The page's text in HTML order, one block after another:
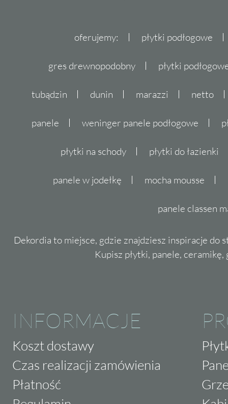
Peronda Fs Jaipur. Terakotowe płytki w
Peronda
Fs Jaipur. Ich unikalna struktura i
swoich marzeń już dziś.
oferujemy: płytki podłogowe
gres drewnopodobny płytki
tubądzin dunin marazzi netto
panele weninger panele podłogowe
płytki na schody płytki do łazienki
panele w jodełkę mocha mousse
panele classen
Dekordia to miejsce, gdzie znajdziesz inspiracje do
Kupisz płytki, panele,
INFORMACJE
Koszt dostawy
Czas realizacji zamówienia
Płatność